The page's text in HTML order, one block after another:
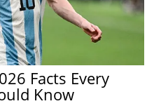
Facts Every
Know